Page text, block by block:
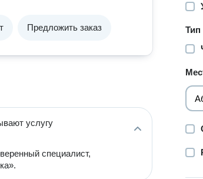
Предложить заказ
услугу
специалист,
Тип